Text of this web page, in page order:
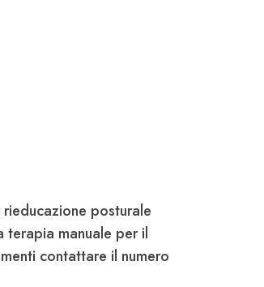
posturale
manuale per il
contattare il numero